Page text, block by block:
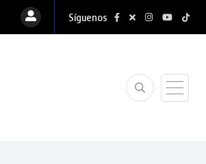
Síguenos